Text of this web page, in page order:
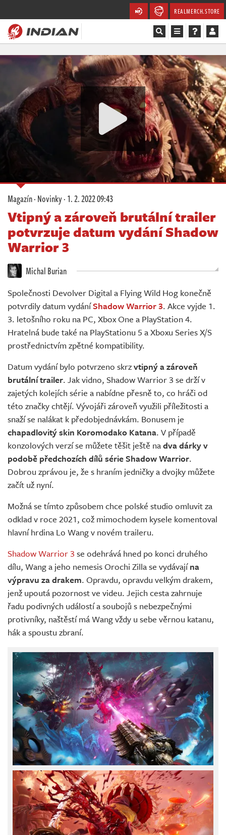
REALMERCH.STORE
Magazín
Recenze
Videa
Soutěže
Databáze
Komunita
Redakce
Živě
Magazín·Novinky·1. 2. 2022 09:43
Vtipný a zároveň brutální trailer
potvrzuje datum vydání Shadow
Warrior 3
Michal Burian
Společnosti Devolver Digital a Flying Wild Hog konečně
potvrdily datum vydáníShadow Warrior 3. Akce vyjde 1.
3. letošního roku na PC, Xbox One a PlayStation 4.
Hratelná bude také na PlayStationu 5 a Xboxu Series X/S
prostřednictvím zpětné kompatibility.
Datum vydání bylo potvrzeno skrzvtipný a zároveň
brutální trailer. Jak vidno, Shadow Warrior 3 se drží v
zajetých kolejích série a nabídne přesně to, co hráči od
této značky chtějí. Vývojáři zároveň využili příležitosti a
snaží se nalákat k předobjednávkám. Bonusem je
chapadlovitý skin Koromodako Katana. V případě
konzolových verzí se můžete těšit ještě nadva dárky v
podobě předchozích dílů série Shadow Warrior.
Dobrou zprávou je, že s hraním jedničky a dvojky můžete
začít už nyní.
Možná se tímto způsobem chce polské studio omluvit za
odklad v roce 2021, což mimochodem kysele komentoval
hlavní hrdina Lo Wang v novém traileru.
Shadow Warrior 3 se odehrává hned po konci druhého
dílu, Wang a jeho nemesis Orochi Zilla se vydávajína
výpravu za drakem. Opravdu, opravdu velkým drakem,
jenž upoutá pozornost ve videu. Jejich cesta zahrnuje
řadu podivných událostí a soubojů s nebezpečnými
protivníky, naštěstí má Wang vždy u sebe věrnou katanu,
hák a spoustu zbraní.